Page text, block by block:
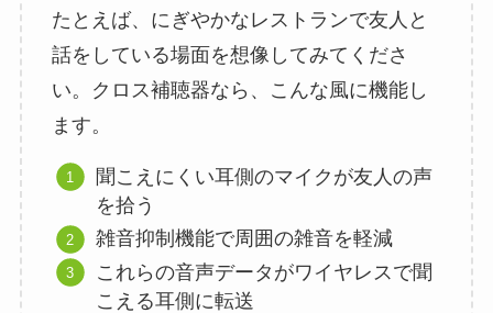
たとえば、にぎやかなレストランで友人と
話をしている場面を想像してみてくださ
い。クロス補聴器なら、こんな風に機能し
ます。
聞こえにくい耳側のマイクが友人の声
を拾う
雑音抑制機能で周囲の雑音を軽減
これらの音声データがワイヤレスで聞
こえる耳側に転送